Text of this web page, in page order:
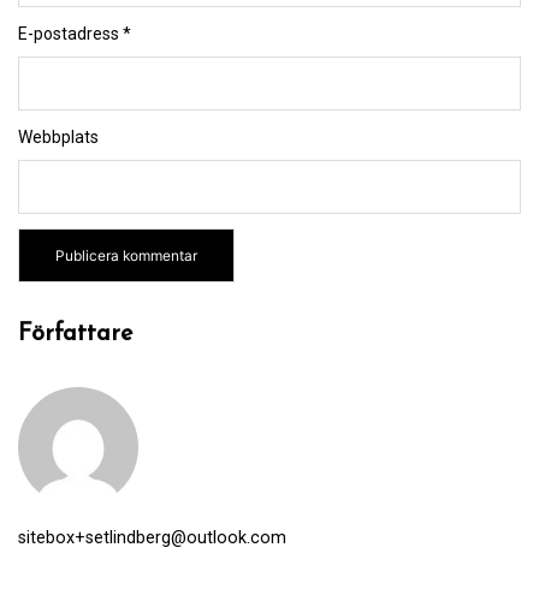
E-postadress *
Webbplats
Författare
sitebox+setlindberg@outlook.com